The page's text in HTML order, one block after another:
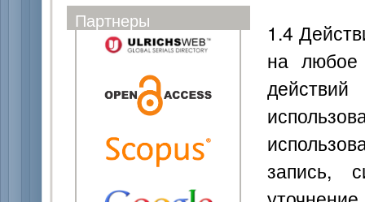
Партнеры
1.4
на любое
запись,